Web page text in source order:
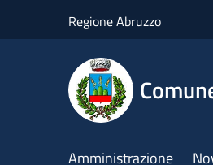
Regione Abruzzo
Amministrazione